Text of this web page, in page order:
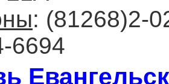
: (81268)2-
6694